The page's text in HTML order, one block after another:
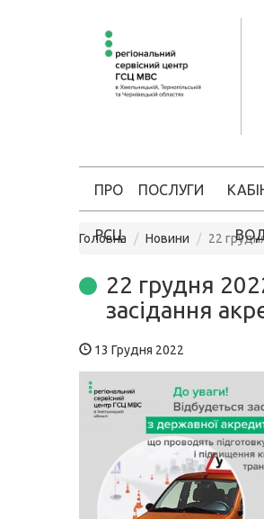
ПРО
РСЦ
ПОСЛУГИ
Головна Новини 22
22 грудня
засідання
13 Грудня 2022